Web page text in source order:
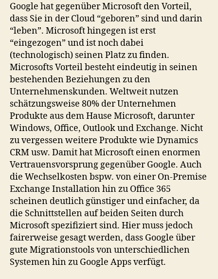
Google hat gegenüber Microsoft den Vorteil,
dass Sie in der Cloud “geboren” sind und darin
“leben”. Microsoft hingegen ist erst
“eingezogen” und ist noch dabei
(technologisch) seinen Platz zu finden.
Microsofts Vorteil besteht eindeutig in seinen
bestehenden Beziehungen zu den
Unternehmenskunden. Weltweit nutzen
schätzungsweise 80% der Unternehmen
Produkte aus dem Hause Microsoft, darunter
Windows, Office, Outlook und Exchange. Nicht
zu vergessen weitere Produkte wie Dynamics
CRM usw. Damit hat Microsoft einen enormen
Vertrauensvorsprung gegenüber Google. Auch
die Wechselkosten bspw. von einer On-Premise
Exchange Installation hin zu Office 365
scheinen deutlich günstiger und einfacher, da
die Schnittstellen auf beiden Seiten durch
Microsoft spezifiziert sind. Hier muss jedoch
fairerweise gesagt werden, dass Google über
gute Migrationstools von unterschiedlichen
Systemen hin zu Google Apps verfügt.